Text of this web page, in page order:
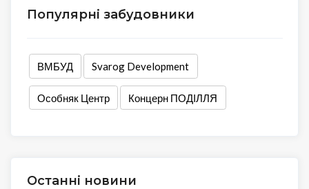
Популярні забудовники
ВМБУД Svarog Development
Особняк Центр Концерн ПОДІЛЛЯ
Останні новини